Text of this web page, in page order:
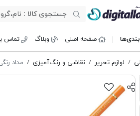
صفحه اصلی وبلاگ تماس
لوازم تحریر نقاشی و رنگ‌آمیزی مداد